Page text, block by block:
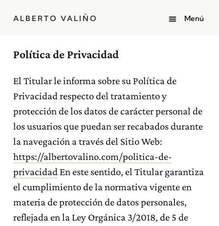
ALBERTO VALIÑO
Política de Privacidad
El Titular le informa sobre su Política de
Privacidad respecto del tratamiento y
protección de los datos de carácter personal de
los usuarios que puedan ser recabados durante
la navegación a través del Sitio Web:
https://albertovalino.com/politica-de-
privacidad En este sentido, el Titular garantiza
el cumplimiento de la normativa vigente en
materia de protección de datos personales,
reflejada en la Ley Orgánica 3/2018, de 5 de